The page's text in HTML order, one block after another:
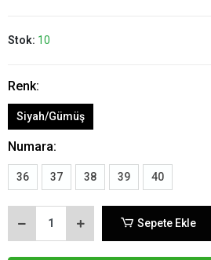
Stok: 10
Renk:
Siyah/Gümüş
Numara:
36 37 38 39 40
Sepete Ekle